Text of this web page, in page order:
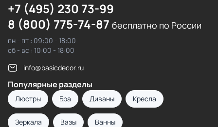
+7 (495) 230 73-99
8 (800) 775-74-87 бесплатно по России
пн - пт : 09:00 - 18:00
сб - вс : 10:00 - 18:00
info@basicdecor.ru
Популярные разделы
Люстры Бра Диваны Кресла
Зеркала Вазы Ванны